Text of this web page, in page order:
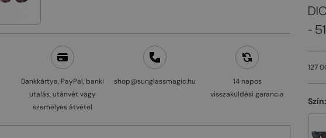
Bankkártya, PayPal, banki
utalás, utánvét vagy
személyes átvétel
shop@sunglassmagic.hu
14 napos
visszaküldési garancia
- 51
127
Szín: